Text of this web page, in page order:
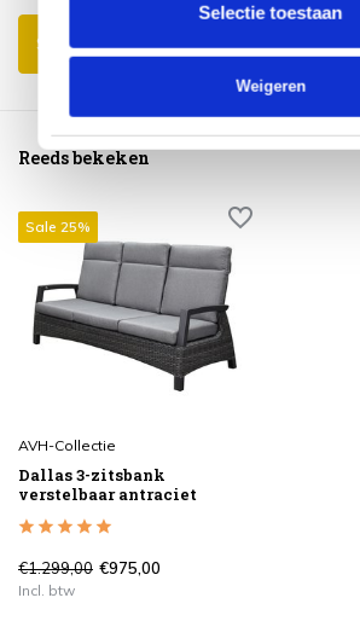
Selectie toestaan
Weigeren
Schrijf je eigen review
Reeds bekeken
Sale 25%
AVH-Collectie
Dallas 3-zitsbank
verstelbaar antraciet
€1.299,00 €975,00
Incl. btw